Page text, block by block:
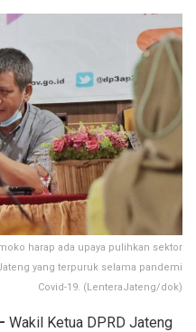
harap ada upaya pulihkan sektor
yang terpuruk selama pandemi
Covid-19. (LenteraJateng/dok)
Wakil Ketua DPRD Jateng